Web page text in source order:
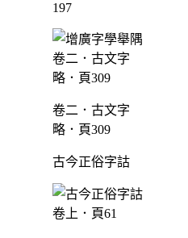
197
卷二．古文字
略．頁309
古今正俗字詁